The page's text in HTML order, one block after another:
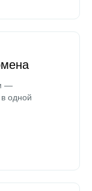
—
одной